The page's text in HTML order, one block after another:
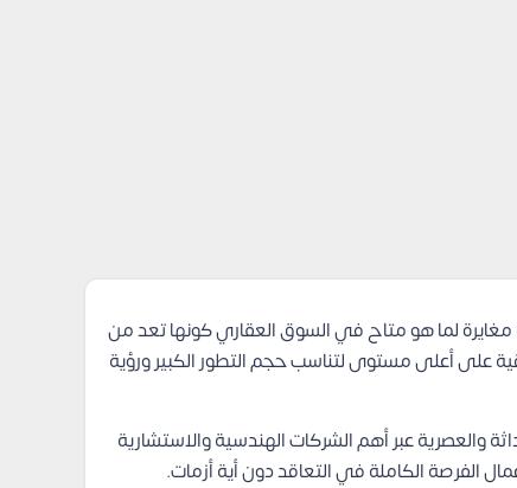
لما هو متاح في السوق العقاري كونها تعد من
على أعلى مستوى لتناسب حجم التطور الكبير ورؤية
والعصرية عبر أهم الشركات الهندسية والاستشارية
الفرصة الكاملة في التعاقد دون أية أزمات.